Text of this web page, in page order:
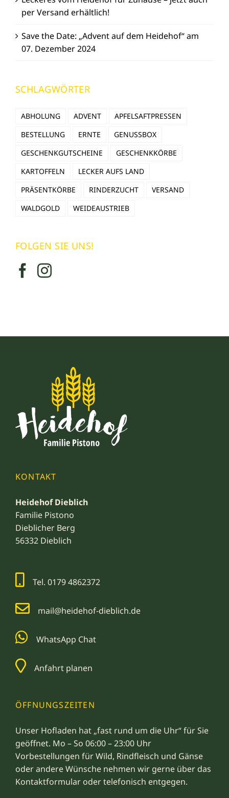
per Versand erhältlich!
Save the Date: „Advent auf dem Heidehof“ am
07. Dezember 2024
SCHLAGWÖRTER
ABHOLUNG ADVENT
APFELSAFTPRESSEN
BESTELLUNG
ERNTE
GENUSSBOX
GESCHENKGUTSCHEINE
GESCHENKKÖRBE
KARTOFFELN
LECKER AUFS LAND
PRÄSENTKÖRBE
RINDERZUCHT
VERSAND
WALDGOLD
WEIDEAUSTRIEB
FOLGEN SIE UNS!
KONTAKT
Heidehof Dieblich
Familie Pistono
Dieblicher Berg
56332 Dieblich
Tel. 0179 4862372
mail@heidehof-dieblich.de
WhatsApp Chat
Anfahrt planen
ÖFFNUNGSZEITEN
Unser Hofladen hat „fast rund um die Uhr“ für Sie
geöffnet. Mo – So 06:00 – 23:00 Uhr
Vorbestellungen für Wild, Rindfleisch und Gänse
oder andere Wünsche nehmen wir gerne über das
Kontaktformular oder telefonisch entgegen.